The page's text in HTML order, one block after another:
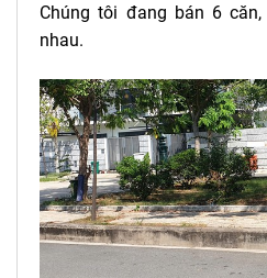
Chúng tôi đang bán 6
nhau.